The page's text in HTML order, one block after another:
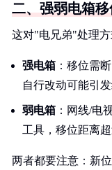
二、强弱电箱
这对"电兄弟"处理方
强电箱 ：移位需
自行改动可能引
弱电箱 ：网线/电
工具，移位距离
两者都要注意：新